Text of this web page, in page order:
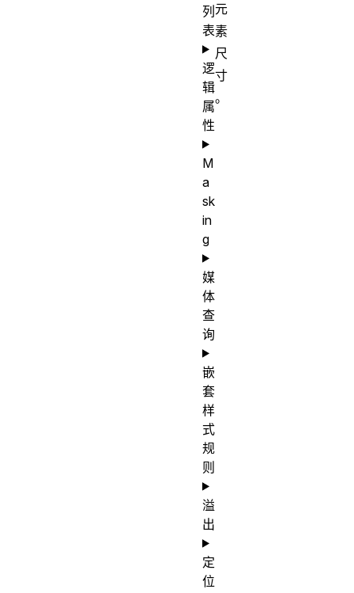
元
素
尺
寸
。
列
表
逻
辑
属
性
M
a
sk
in
g
媒
体
查
询
嵌
套
样
式
规
则
溢
出
定
位